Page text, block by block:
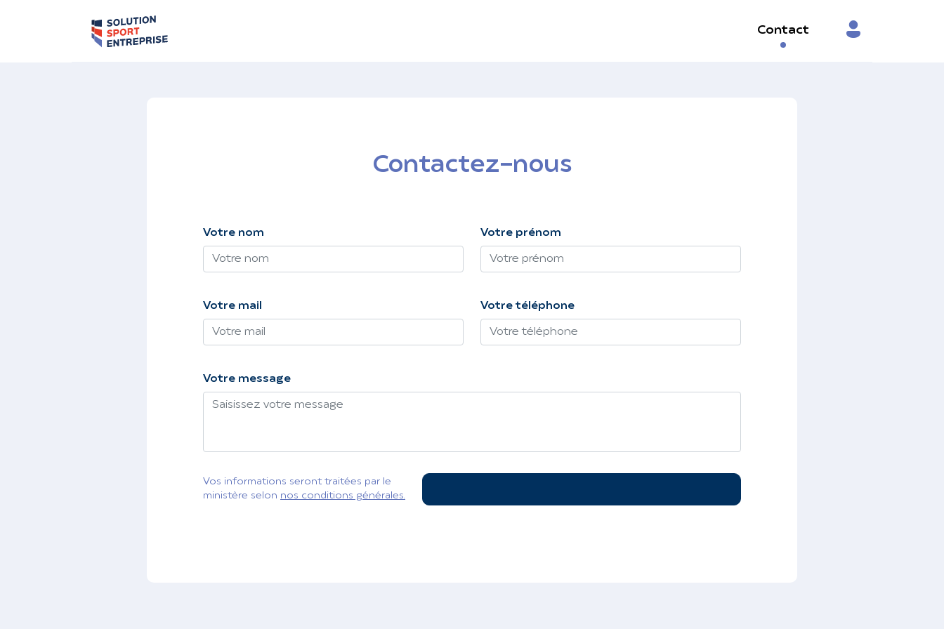
Contact
Contactez-nous
Votre nom Votre prénom
Votre mail Votre téléphone
Votre message
Vos informations seront traitées par le
ministère selon nos conditions générales.